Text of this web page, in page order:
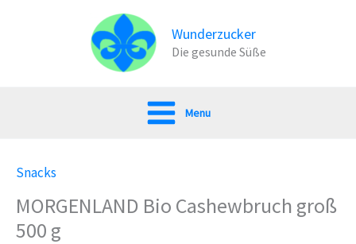
Wunderzucker
Die gesunde Süße
Menu
Snacks
MORGENLAND Bio Cashewbruch groß
500 g